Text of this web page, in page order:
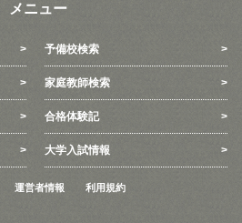
メニュー
予備校検索
家庭教師検索
合格体験記
大学入試情報
運営者情報 利用規約